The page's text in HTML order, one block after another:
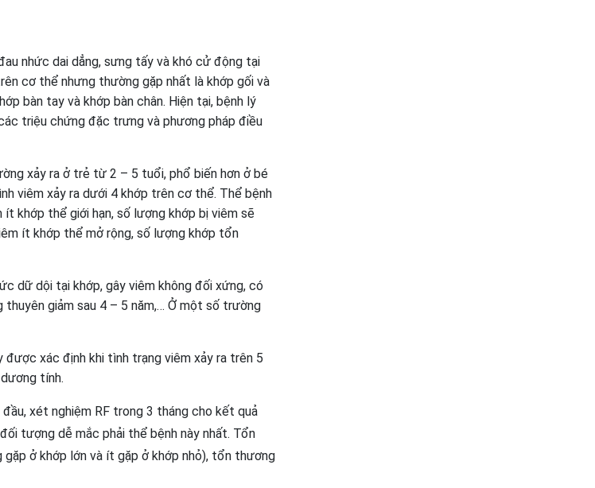
nhức dai dẳng, sưng tấy và khó cử động tại
cơ thể nhưng thường gặp nhất là khớp gối và
bàn tay và khớp bàn chân. Hiện tại, bệnh lý
triệu chứng đặc trưng và phương pháp điều
xảy ra ở trẻ từ 2 – 5 tuổi, phổ biến hơn ở bé
viêm xảy ra dưới 4 khớp trên cơ thể. Thể bệnh
khớp thể giới hạn, số lượng khớp bị viêm sẽ
ít khớp thể mở rộng, số lượng khớp tổn
dữ dội tại khớp, gây viêm không đối xứng, có
giảm sau 4 – 5 năm,… Ở một số trường
được xác định khi tình trạng viêm xảy ra trên 5
tính.
xét nghiệm RF trong 3 tháng cho kết quả
tượng dễ mắc phải thể bệnh này nhất. Tổn
ở khớp lớn và ít gặp ở khớp nhỏ), tổn thương